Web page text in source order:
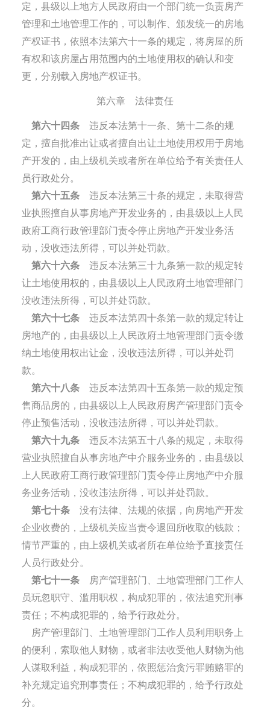
定，县级以上地方人民政府由一个部门统一负责房产
管理和土地管理工作的，可以制作、颁发统一的房地
产权证书，依照本法第六十一条的规定，将房屋的所
有权和该房屋占用范围内的土地使用权的确认和变
更，分别载入房地产权证书。
第六章 法律责任
第六十四条违反本法第十一条、第十二条的规
定，擅自批准出让或者擅自出让土地使用权用于房地
产开发的，由上级机关或者所在单位给予有关责任人
员行政处分。
第六十五条违反本法第三十条的规定，未取得营
业执照擅自从事房地产开发业务的，由县级以上人民
政府工商行政管理部门责令停止房地产开发业务活
动，没收违法所得，可以并处罚款。
第六十六条违反本法第三十九条第一款的规定转
让土地使用权的，由县级以上人民政府土地管理部门
没收违法所得，可以并处罚款。
第六十七条违反本法第四十条第一款的规定转让
房地产的，由县级以上人民政府土地管理部门责令缴
纳土地使用权出让金，没收违法所得，可以并处罚
款。
第六十八条违反本法第四十五条第一款的规定预
售商品房的，由县级以上人民政府房产管理部门责令
停止预售活动，没收违法所得，可以并处罚款。
第六十九条违反本法第五十八条的规定，未取得
营业执照擅自从事房地产中介服务业务的，由县级以
上人民政府工商行政管理部门责令停止房地产中介服
务业务活动，没收违法所得，可以并处罚款。
第七十条没有法律、法规的依据，向房地产开发
企业收费的，上级机关应当责令退回所收取的钱款；
情节严重的，由上级机关或者所在单位给予直接责任
人员行政处分。
第七十一条房产管理部门、土地管理部门工作人
员玩忽职守、滥用职权，构成犯罪的，依法追究刑事
责任；不构成犯罪的，给予行政处分。
房产管理部门、土地管理部门工作人员利用职务上
的便利，索取他人财物，或者非法收受他人财物为他
人谋取利益，构成犯罪的，依照惩治贪污罪贿赂罪的
补充规定追究刑事责任；不构成犯罪的，给予行政处
分。